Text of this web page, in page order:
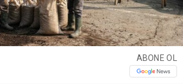
ABONE OL